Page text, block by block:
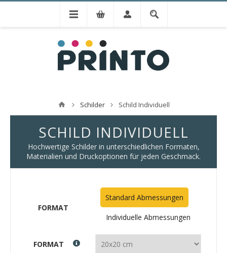
Schilder Schild Individuell
SCHILD INDIVIDUELL
Hochwertige Schilder in unterschiedlichen Formaten,
Materialien und Druckoptionen für jeden Geschmack.
FORMAT
Standard Abmessungen
Individuelle Abmessungen
FORMAT